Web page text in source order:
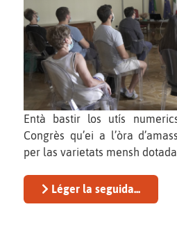
Entà bastir los utís
Congrès qu’ei a l’òra
per las varietats mensh
Léger la seguida...